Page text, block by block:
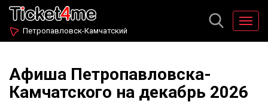
Петропавловск-Камчатский
Афиша Петропавловска-
Камчатского на декабрь 2026